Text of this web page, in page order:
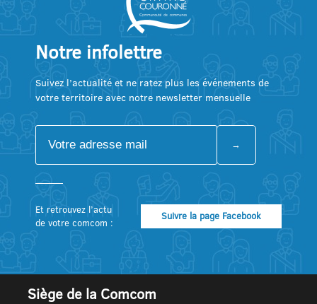
Notre infolettre
Suivez l’actualité et ne ratez plus les événements de
votre territoire avec notre newsletter mensuelle
Et retrouvez l’actu
de votre comcom :
Suivre la page Facebook
Siège de la Comcom